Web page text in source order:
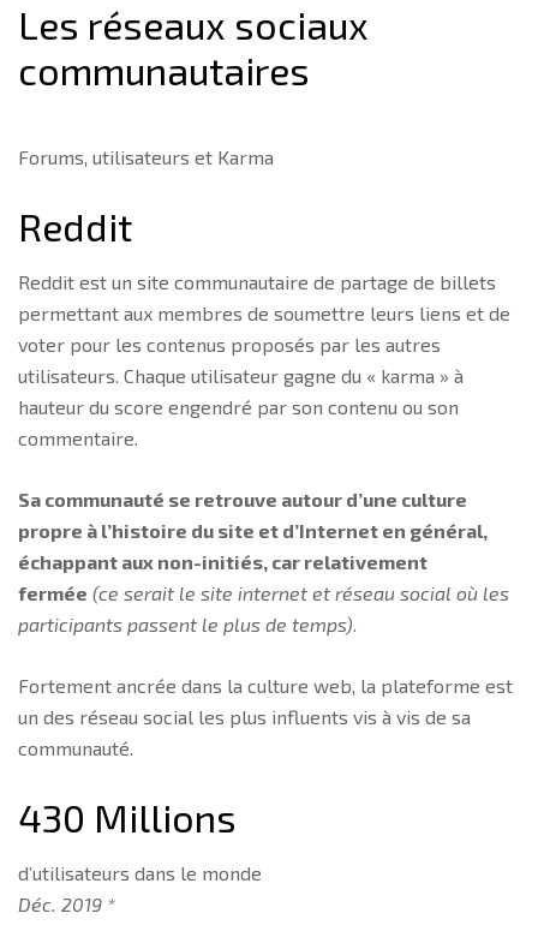
Les réseaux sociaux
communautaires
Forums, utilisateurs et Karma
Reddit
Reddit est un site communautaire de partage de billets
permettant aux membres de soumettre leurs liens et de
voter pour les contenus proposés par les autres
utilisateurs. Chaque utilisateur gagne du « karma » à
hauteur du score engendré par son contenu ou son
commentaire.
Sa communauté se retrouve autour d’une culture
propre à l’histoire du site et d’Internet en général,
échappant aux non-initiés, car relativement
fermée (ce serait le site internet et réseau social où les
participants passent le plus de temps).
Fortement ancrée dans la culture web, la plateforme est
un des réseau social les plus influents vis à vis de sa
communauté.
430 Millions
d’utilisateurs dans le monde
Déc. 2019 *